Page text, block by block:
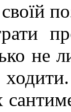
не